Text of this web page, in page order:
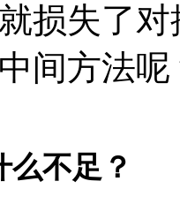
损失了
间方法
么不足？